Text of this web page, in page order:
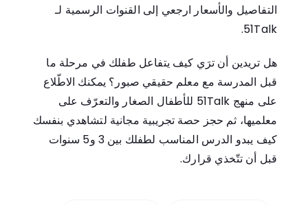
التفاصيل والأسعار ارجعي إلى القنوات الرسمية لـ
51Talk.
هل تريدين أن ترَي كيف يتفاعل طفلك في مرحلة ما
قبل المدرسة مع معلم حقيقي صبور؟ يمكنك الاطّلاع
على منهج 51Talk للأطفال الصغار
والتعرّف على
معلميها، ثم حجز حصة تجريبية مجانية لتشاهدي بنفسك
كيف يبدو الدرس المناسب لطفلك بين 3 و5 سنوات
قبل أن تتّخذي قرارك.